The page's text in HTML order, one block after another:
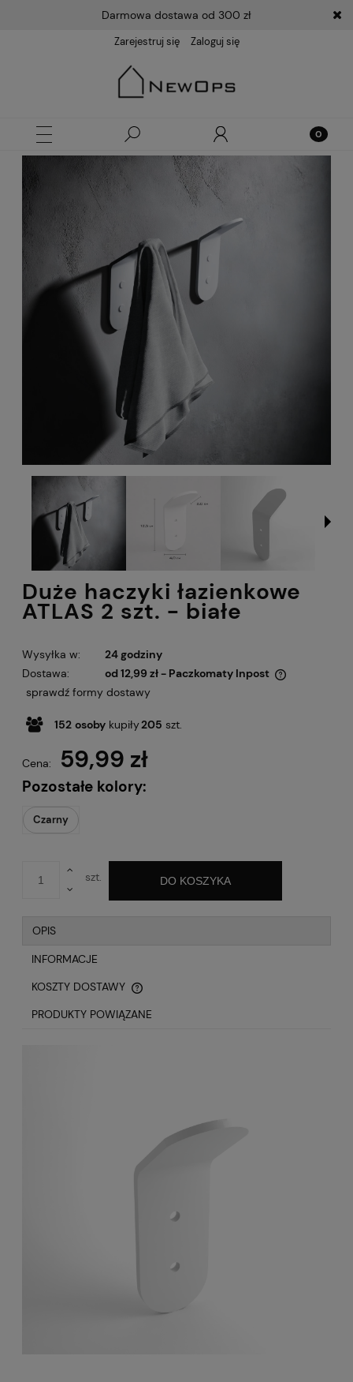
Darmowa dostawa od 300 zł
Zarejestruj się Zaloguj się
Duże haczyki łazienkowe
ATLAS 2 szt. - białe
Wysyłka w:
24 godziny
Dostawa:
od 12,99 zł- Paczkomaty Inpost
Cena nie zawiera ewentualnych kosztów płatności
sprawdź formy dostawy
152 osoby kupiły205 szt.
Cena: 59,99 zł
Pozostałe kolory:
Czarny
szt. DO KOSZYKA
OPIS
INFORMACJE
KOSZTY DOSTAWY
CENA NIE ZAWIERA EWENTUALNYCH KOSZTÓW
PŁATNOŚCI
PRODUKTY POWIĄZANE